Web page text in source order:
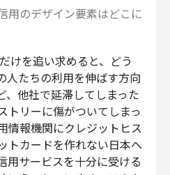
用のデザイン要素はどこに
けを追い求めると、どう
人たちの利用を伸ばす方向
、他社で延滞してしまった
トリーに傷がついてしまっ
情報機関にクレジットヒス
トカードを作れない日本へ
用サービスを十分に受ける